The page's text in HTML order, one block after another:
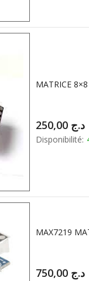
MATRICE
د.ج
Disponibilité:
MAX7219
د.ج